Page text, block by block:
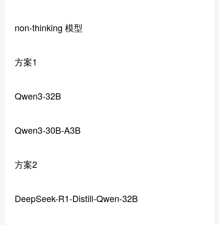
non-thinking 模型
方案1
Qwen3-32B
Qwen3-30B-A3B
方案2
DeepSeek-R1-Distill-Qwen-32B